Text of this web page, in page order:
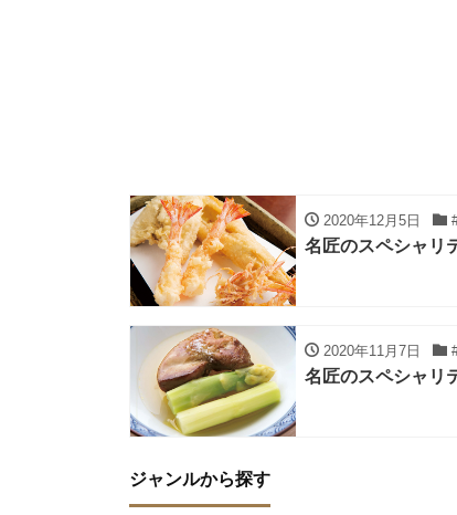
2020年12月5日
名匠のスペシャリ
2020年11月7日
名匠のスペシャリ
ジャンルから探す